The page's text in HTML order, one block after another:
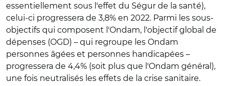
essentiellement sous l'effet du Ségur de la santé),
celui-ci progressera de 3,8% en 2022. Parmi les sous-
objectifs qui composent l'Ondam, l'objectif global de
dépenses (OGD) – qui regroupe les Ondam
personnes âgées et personnes handicapées –
progressera de 4,4% (soit plus que l'Ondam général),
une fois neutralisés les effets de la crise sanitaire.